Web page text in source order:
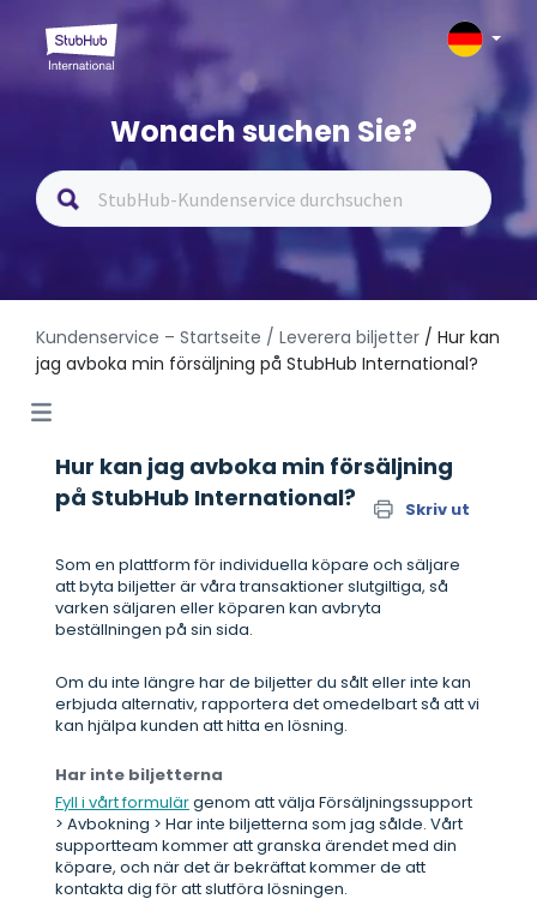
Wonach suchen Sie?
Kundenservice – Startseite / Leverera biljetter / Hur kan
jag avboka min försäljning på StubHub International?
Hur kan jag avboka min försäljning
på StubHub International?
Skriv ut
Som en plattform för individuella köpare och säljare
att byta biljetter är våra transaktioner slutgiltiga, så
varken säljaren eller köparen kan avbryta
beställningen på sin sida.
Om du inte längre har de biljetter du sålt eller inte kan
erbjuda alternativ, rapportera det omedelbart så att vi
kan hjälpa kunden att hitta en lösning.
Har inte biljetterna
Fyll i vårt formulärgenom att välja Försäljningssupport
> Avbokning > Har inte biljetterna som jag sålde. Vårt
supportteam kommer att granska ärendet med din
köpare, och när det är bekräftat kommer de att
kontakta dig för att slutföra lösningen.